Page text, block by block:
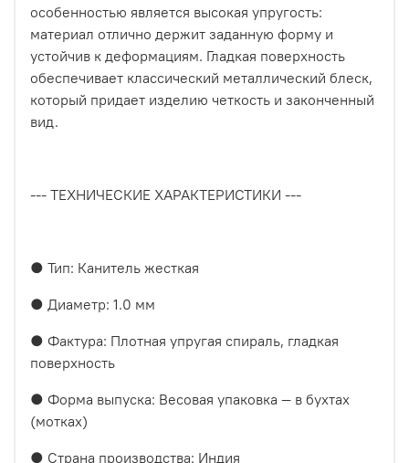
особенностью является высокая упругость:
материал отлично держит заданную форму и
устойчив к деформациям. Гладкая поверхность
обеспечивает классический металлический блеск,
который придает изделию четкость и законченный
вид.
--- ТЕХНИЧЕСКИЕ ХАРАКТЕРИСТИКИ ---
● Тип: Канитель жесткая
● Диаметр: 1.0 мм
● Фактура: Плотная упругая спираль, гладкая
поверхность
● Форма выпуска: Весовая упаковка — в бухтах
(мотках)
● Страна производства: Индия